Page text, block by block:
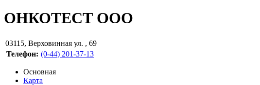
ОНКОТЕСТ ООО
03115, Верховинная ул. , 69
Телефон: (0-44) 201-37-13
Основная
Карта